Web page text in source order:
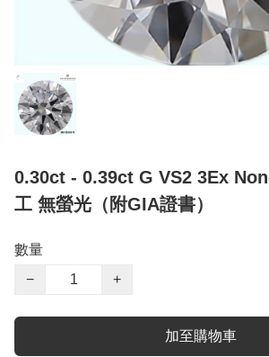
0.30ct - 0.39ct G VS2 3Ex
工 無螢光（附GIA證書）
數量
−
+
加至購物車